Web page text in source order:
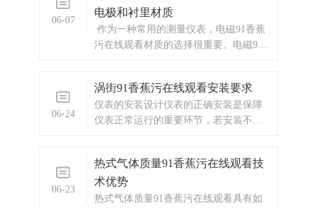
06-07
电极和衬里材质
作为一种常用的测量仪表，电磁91香蕉
污在线观看材质的选择很重要。电磁91
特性，需挑选合适的电极以及衬里材
料。
06-24
涡街91香蕉污在线观看安装要求
仪表的安装设计仪表的正确安装是保障
仪表正常运行的重要环节，若安装不
表。
06-23
热式气体质量91香蕉污在线观看技
术优势
热式气体质量91香蕉污在线观看具有如